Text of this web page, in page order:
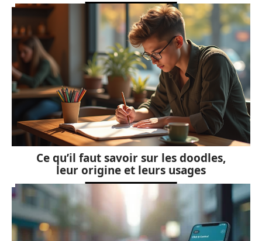
Ce qu’il faut savoir sur les doodles,
leur origine et leurs usages